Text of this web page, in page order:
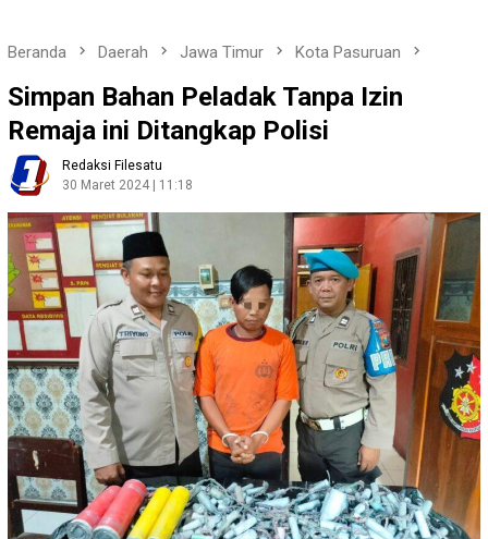
Beranda Daerah Jawa Timur Kota Pasuruan
Simpan Bahan Peladak Tanpa Izin
Remaja ini Ditangkap Polisi
Redaksi Filesatu
30 Maret 2024 | 11:18